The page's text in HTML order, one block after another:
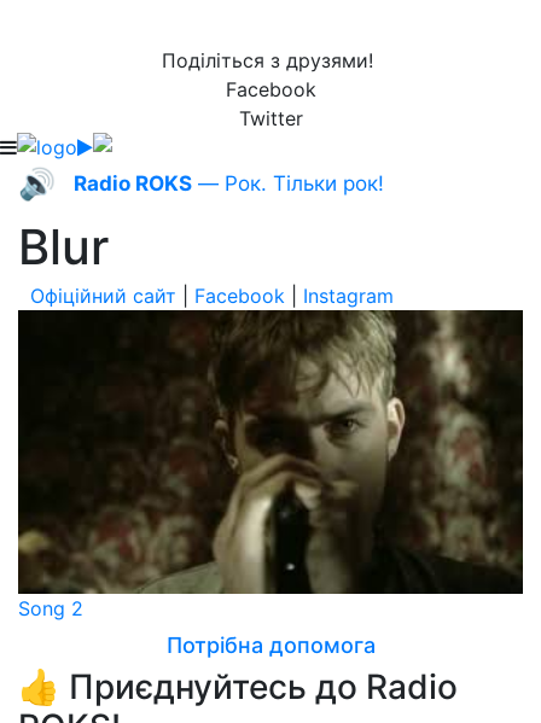
Поділіться з друзями!
Facebook
Twitter
🔊 Radio ROKS — Рок. Тільки рок!
Blur
Офіційний сайт Facebook Instagram
Song 2
Потрібна допомога
👍 Приєднуйтесь до Radio